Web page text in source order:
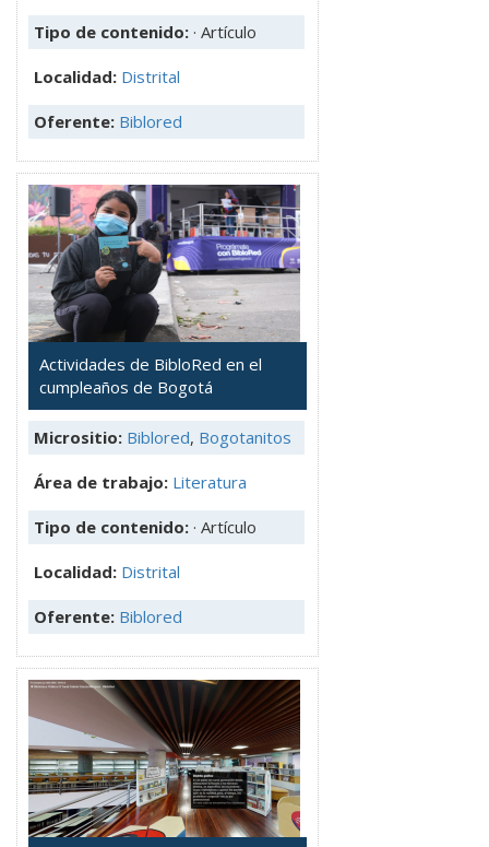
Tipo de contenido: · Artículo
Localidad: Distrital
Oferente: Biblored
Actividades de BibloRed en el
cumpleaños de Bogotá
Micrositio: Biblored, Bogotanitos
Área de trabajo: Literatura
Tipo de contenido: · Artículo
Localidad: Distrital
Oferente: Biblored